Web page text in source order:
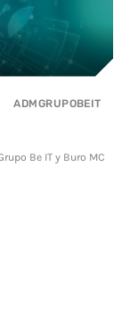
total en tu
primera línea de
ADMGRUPOBEIT
Be IT y Buro MC